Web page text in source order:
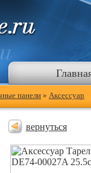
панели » Аксессуар
вернуться